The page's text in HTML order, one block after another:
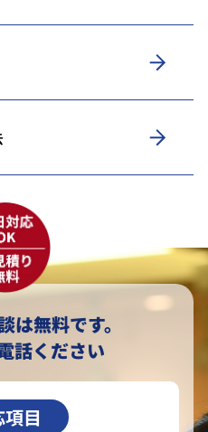
は無料です。
話ください
目